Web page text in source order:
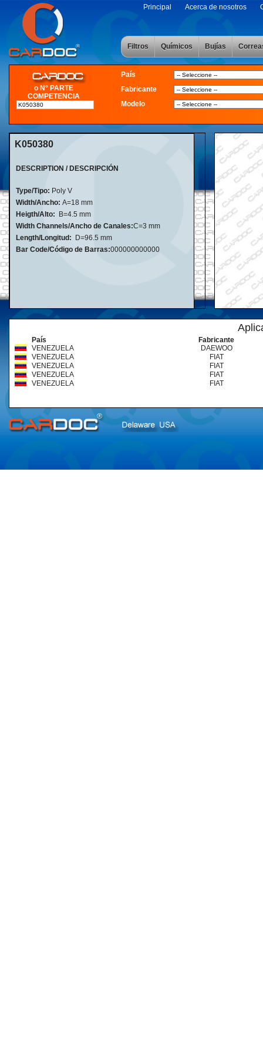
Principal Acerca de nosotros
Filtros Químicos Bujías
o N° PARTE
COMPETENCIA
País
Fabricante
Modelo
K050380
DESCRIPTION / DESCRIPCIÓN
Type/Tipo: Poly V
Width/Ancho: A=18 mm
Heigth/Alto:
B=4.5 mm
Width Channels/Ancho de Canales:C=3 mm
Length/Longitud:
D=96.5 mm
Bar Code/Código de Barras:000000000000
País
Fabricante
VENEZUELA
DAEWOO
VENEZUELA
FIAT
VENEZUELA
FIAT
VENEZUELA
FIAT
VENEZUELA
FIAT